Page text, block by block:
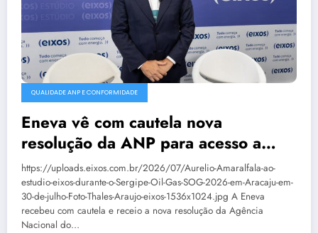
QUALIDADE ANP E CONFORMIDADE
Eneva vê com cautela nova
resolução da ANP para acesso a
terminais de GNL
https://uploads.eixos.com.br/2026/07/Aurelio-Amaralfala-ao-
estudio-eixos-durante-o-Sergipe-Oil-Gas-SOG-2026-em-Aracaju-em-
30-de-julho-Foto-Thales-Araujo-eixos-1536x1024.jpg A Eneva
recebeu com cautela e receio a nova resolução da Agência
Nacional do…